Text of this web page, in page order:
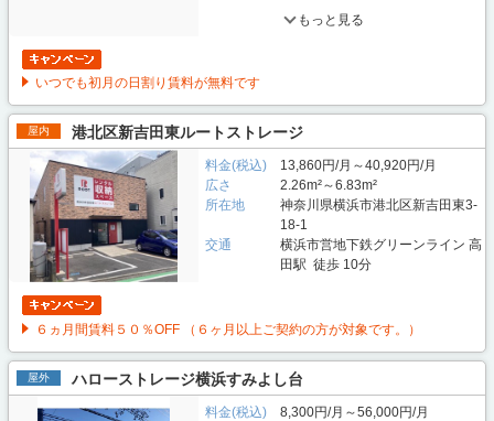
もっと見る
いつでも初月の日割り賃料が無料です
屋内 港北区新吉田東ルートストレージ
料金(税込)
13,860円/月～40,920円/月
広さ
2.26m²～6.83m²
所在地
神奈川県横浜市港北区新吉田東3-
18-1
交通
横浜市営地下鉄グリーンライン 高
田駅 徒歩 10分
６ヵ月間賃料５０％OFF （６ヶ月以上ご契約の方が対象です。）
屋外 ハローストレージ横浜すみよし台
料金(税込)
8,300円/月～56,000円/月